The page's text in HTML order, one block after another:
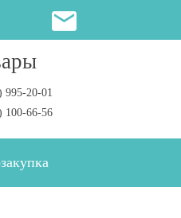
995-20-01
100-66-56